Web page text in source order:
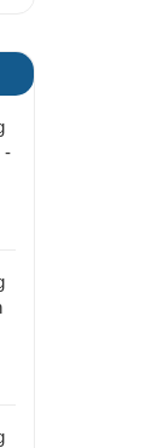
-